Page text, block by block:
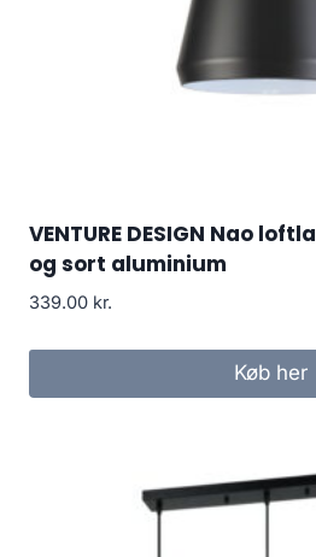
VENTURE DESIGN Nao
og sort aluminium
339.00 kr.
Køb her